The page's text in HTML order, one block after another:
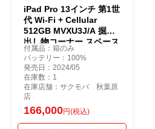
iPad Pro 13インチ 第1世
代 Wi-Fi + Cellular
512GB MVXU3J/A 掘り
出し物コーナー スペース
ブラック au
付属品：箱のみ
バッテリー：100%
発売日：2024/05
在庫数：1
在庫店舗：サクモバ 秋葉原
店
166,000円(税込)